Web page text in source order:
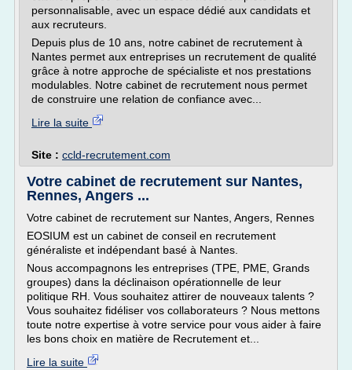
personnalisable, avec un espace dédié aux candidats et
aux recruteurs.
Depuis plus de 10 ans, notre cabinet de recrutement à
Nantes permet aux entreprises un recrutement de qualité
grâce à notre approche de spécialiste et nos prestations
modulables. Notre cabinet de recrutement nous permet
de construire une relation de confiance avec...
Lire la suite
Site : ccld-recrutement.com
Votre cabinet de recrutement sur Nantes,
Rennes, Angers ...
Votre cabinet de recrutement sur Nantes, Angers, Rennes
EOSIUM est un cabinet de conseil en recrutement
généraliste et indépendant basé à Nantes.
Nous accompagnons les entreprises (TPE, PME, Grands
groupes) dans la déclinaison opérationnelle de leur
politique RH. Vous souhaitez attirer de nouveaux talents ?
Vous souhaitez fidéliser vos collaborateurs ? Nous mettons
toute notre expertise à votre service pour vous aider à faire
les bons choix en matière de Recrutement et...
Lire la suite